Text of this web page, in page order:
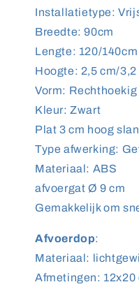
Installatietype:
Breedte: 90cm
Lengte: 120/140cm
Hoogte: 2,5 cm/3,2
Vorm: Rechthoekig
Kleur: Zwart
Plat 3 cm hoog
Type afwerking:
Materiaal: ABS
afvoergat Ø 9 cm
Gemakkelijk om
Afvoerdop:
Materiaal:
Afmetingen: 12x20